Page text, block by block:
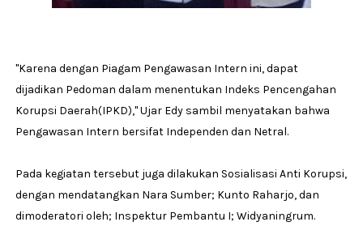
''Karena dengan Piagam Pengawasan Intern ini, dapat
dijadikan Pedoman dalam menentukan Indeks Pencengahan
Korupsi Daerah(IPKD),'' Ujar Edy sambil menyatakan bahwa
Pengawasan Intern bersifat Independen dan Netral.
Pada kegiatan tersebut juga dilakukan Sosialisasi Anti Korupsi,
dengan mendatangkan Nara Sumber; Kunto Raharjo, dan
dimoderatori oleh; Inspektur Pembantu I; Widyaningrum.